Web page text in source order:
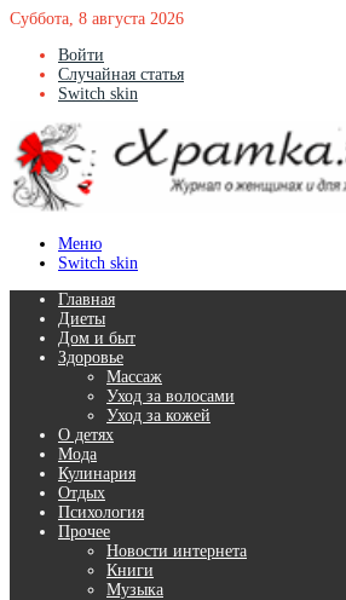
Суббота, 8 августа 2026
Войти
Случайная статья
Switch skin
Меню
Switch skin
Главная
Диеты
Дом и быт
Здоровье
Массаж
Уход за волосами
Уход за кожей
О детях
Мода
Кулинария
Отдых
Психология
Прочее
Новости интернета
Книги
Музыка